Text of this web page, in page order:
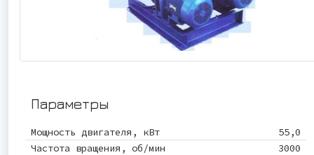
Параметры
Мощность двигателя, кВт
55,0
Частота вращения, об/мин
3000